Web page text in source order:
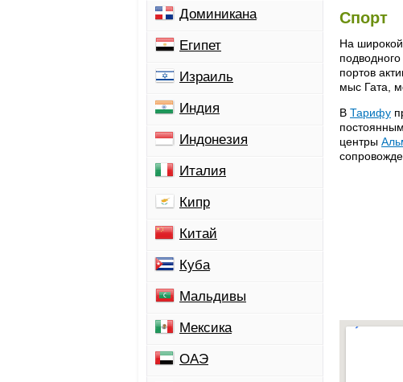
Спорт
На
портов
мыс Гата,
В Тарифу
центры
Доминикана
Египет
Израиль
Индия
Индонезия
Италия
Кипр
Китай
Куба
Мальдивы
Мексика
ОАЭ